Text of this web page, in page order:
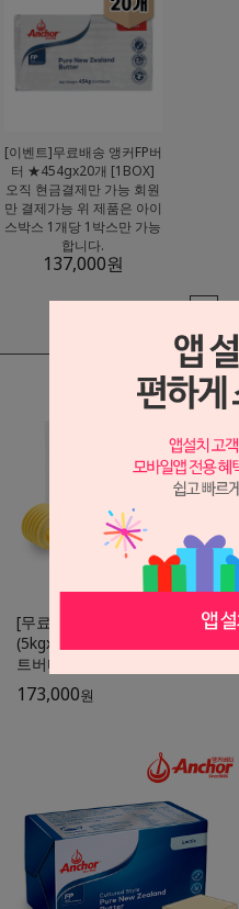
[이벤트]무료배송 앵커FP버
터 ★454gx20개 [1BOX]
오직 현금결제만 가능 회원
만 결제가능 위 제품은 아이
스박스 1개당 1박스만 가능
합니다.
137,000원
[무료아이스포장]fit 핏버터 10kg
(5kgx2개)/프랑스산 발효버터/피
트버터/마르켄버터 대체가능
173,000원